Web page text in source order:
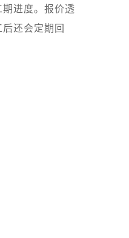
进度。报价透
还会定期回